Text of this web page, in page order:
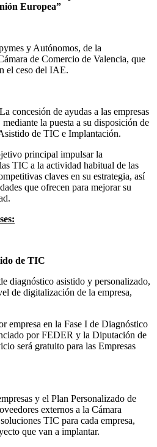
Europea”
y Autónomos, de la
de Comercio de Valencia, que
el ceso del IAE.
La concesión de ayudas a las empresas
la puesta a su disposición de
de TIC e Implantación.
principal impulsar la
TIC a la actividad habitual de las
claves en su estrategia, así
que ofrecen para mejorar su
de TIC
diagnóstico asistido y personalizado,
de digitalización de la empresa,
empresa en la Fase I de Diagnóstico
por FEDER y la Diputación de
será gratuito para las Empresas
y el Plan Personalizado de
externos a la Cámara
TIC para cada empresa,
que van a implantar.